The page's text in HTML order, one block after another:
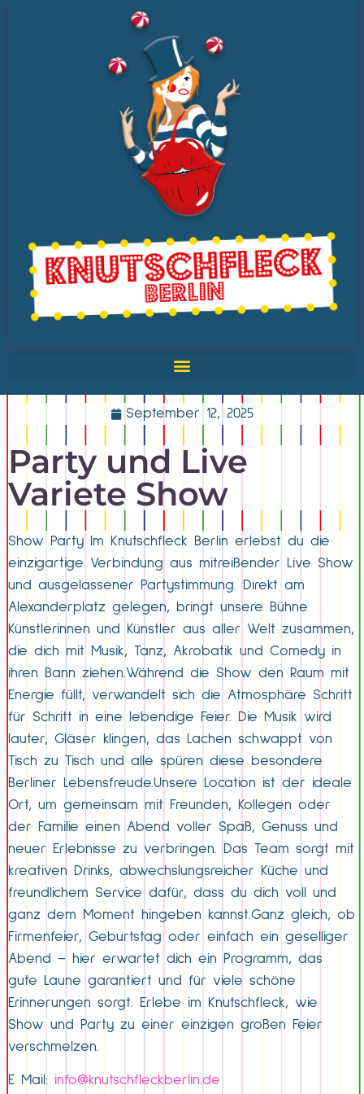
September 12, 2025
Party und Live
Variete Show
Show Party Im Knutschfleck Berlin erlebst du die
einzigartige Verbindung aus mitreißender Live Show
und ausgelassener Partystimmung. Direkt am
Alexanderplatz gelegen, bringt unsere Bühne
Künstlerinnen und Künstler aus aller Welt zusammen,
die dich mit Musik, Tanz, Akrobatik und Comedy in
ihren Bann ziehen.Während die Show den Raum mit
Energie füllt, verwandelt sich die Atmosphäre Schritt
für Schritt in eine lebendige Feier. Die Musik wird
lauter, Gläser klingen, das Lachen schwappt von
Tisch zu Tisch und alle spüren diese besondere
Berliner Lebensfreude.Unsere Location ist der ideale
Ort, um gemeinsam mit Freunden, Kollegen oder
der Familie einen Abend voller Spaß, Genuss und
neuer Erlebnisse zu verbringen. Das Team sorgt mit
kreativen Drinks, abwechslungsreicher Küche und
freundlichem Service dafür, dass du dich voll und
ganz dem Moment hingeben kannst.Ganz gleich, ob
Firmenfeier, Geburtstag oder einfach ein geselliger
Abend – hier erwartet dich ein Programm, das
gute Laune garantiert und für viele schöne
Erinnerungen sorgt. Erlebe im Knutschfleck, wie
Show und Party zu einer einzigen großen Feier
verschmelzen.
E Mail: info@knutschfleckberlin.de